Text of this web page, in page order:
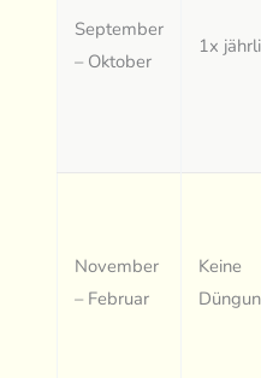
September
– Oktober
1x
November
– Februar
Keine